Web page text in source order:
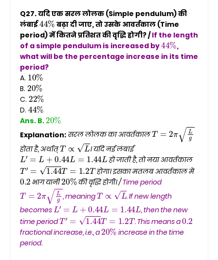
Q27. यदि एक सरल लोलक (Simple pendulum) की
लंबाई44%बढ़ा दी जाए, तो उसके आवर्तकाल (Time
period) में कितने प्रतिशत की वृद्धि होगी? /If the length
of a simple pendulum is increased by44%
,
what will be the percentage increase in its time
period?
A. 10%
B. 20%
C. 22%
D. 44%
Ans. B. 20%
Explanation: सरल लोलक का आवर्तकालT= πL
होता है, अर्थात्T∝ । यदि नई लंबाई
L′=L+0.44L=1.44 L हो जाती है, तो नया आवर्तकाल
T′= 1.44T=1.2T होगा। इसका मतलब आवर्तकाल में
0.2भाग यानी20%की वृद्धि होगी। /Time period
T= πL , meaning T∝
. If new length
becomes L′= 0.44 L=1.44
, then the new
time periodT′= 1.44T=1.2T . This means a 0.2
fractional increase, i.e., a20% increase in the time
period.